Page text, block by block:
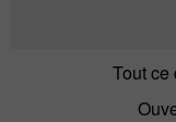
Tout ce